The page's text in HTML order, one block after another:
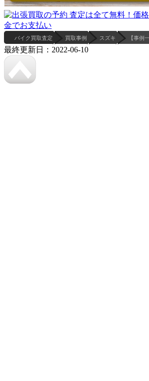
バイク買取査定 買取事例 スズキ 【事例
最終更新日：2022-06-10